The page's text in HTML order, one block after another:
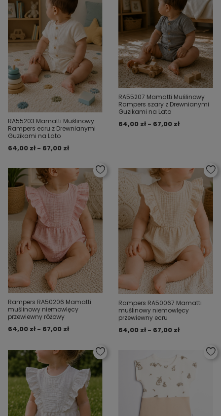
RA55203 Mamatti Muślinowy
Rampers ecru z Drewnianymi
Guzikami na Lato
64,00 zł - 67,00 zł
RA55207 Mamatti Muślinowy
Rampers szary z Drewnianymi
Guzikami na Lato
64,00 zł - 67,00 zł
Rampers RA50206 Mamatti
muślinowy niemowlęcy
przewiewny różowy
64,00 zł - 67,00 zł
Rampers RA50067 Mamatti
muślinowy niemowlęcy
przewiewny ecru
64,00 zł - 67,00 zł